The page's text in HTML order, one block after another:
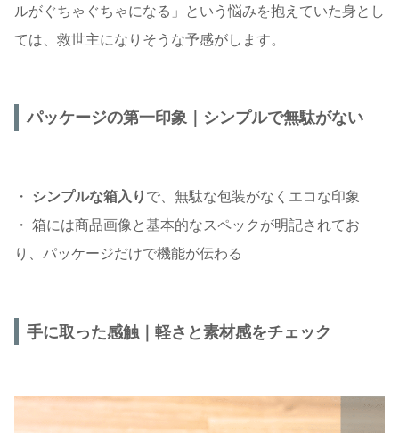
ルがぐちゃぐちゃになる」という悩みを抱えていた身とし
ては、救世主になりそうな予感がします。
パッケージの第一印象｜シンプルで無駄がない
・ シンプルな箱入り で、無駄な包装がなくエコな印象
・ 箱には商品画像と基本的なスペックが明記されてお
り、パッケージだけで機能が伝わる
手に取った感触｜軽さと素材感をチェック